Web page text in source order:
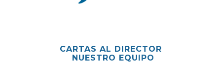
CARTAS AL DIRECTOR
NUESTRO EQUIPO